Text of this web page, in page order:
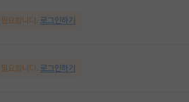
요합니다. 로그인하기
요합니다. 로그인하기